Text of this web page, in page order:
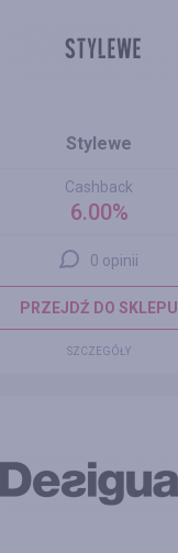
Stylewe
Cashback
6.00%
0 opinii
PRZEJDŹ DO SKLEPU
SZCZEGÓŁY